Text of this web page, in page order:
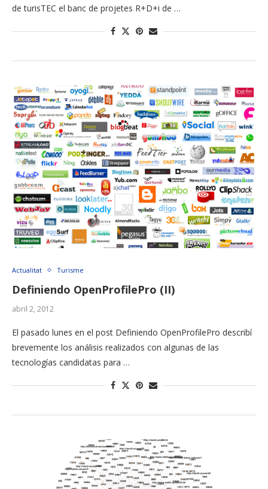
de turisTEC el banc de projetes R+D+i de …
Actualitat Turisme
Definiendo OpenProfilePro (II)
abril 2, 2012
El pasado lunes en el post Definiendo OpenProfilePro describí
brevemente los análisis realizados con algunas de las
tecnologías candidatas para …